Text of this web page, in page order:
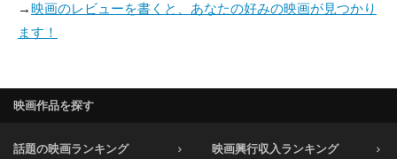
→映画のレビューを書くと、あなたの好みの映画が見つかり
ます！
映画作品を探す
話題の映画ランキング 映画興行収入ランキング